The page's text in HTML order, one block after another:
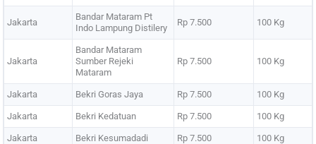
Jakarta
Bandar Mataram Pt
Indo Lampung Distilery
Rp 7.500 100 Kg
Jakarta
Bandar Mataram
Sumber Rejeki
Mataram
Rp 7.500 100 Kg
Jakarta Bekri Goras Jaya Rp 7.500 100 Kg
Jakarta Bekri Kedatuan Rp 7.500 100 Kg
Jakarta Bekri Kesumadadi Rp 7.500 100 Kg